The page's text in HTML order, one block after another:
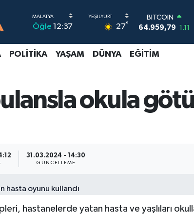
Öğle 12:37 27°
BITCOIN
64.959,79 1.11
47,7436
EURO
64,4811
0.38
GRAM ALTIN
6660.55
0.03
POLITIKA YAŞAM DÜNYA EĞITIM
okula
31.03.2024 - 14:30
GÜNCELLEME
hastanelerde yatan hasta ve yaşlıları